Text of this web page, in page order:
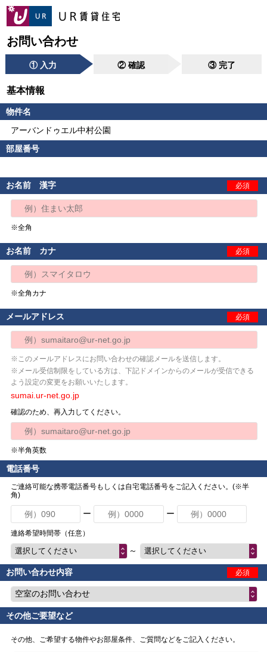
お問い合わせ
① 入力 ② 確認 ③ 完了
基本情報
物件名
アーバンドゥエル中村公園
部屋番号
お名前 漢字 必須
※全角
お名前 カナ 必須
※全角カナ
メールアドレス 必須
※このメールアドレスにお問い合わせの確認メールを送信します。
※メール受信制限をしている方は、下記ドメインからのメールが受信できる
よう設定の変更をお願いいたします。
sumai.ur-net.go.jp
確認のため、再入力してください。
※半角英数
電話番号
ご連絡可能な携帯電話番号もしくは自宅電話番号をご記入ください。(※半
角)
ー ー
連絡希望時間帯（任意）
選択してください ～ 選択してください
お問い合わせ内容 必須
空室のお問い合わせ
その他ご要望など
その他、ご希望する物件やお部屋条件、ご質問などをご記入ください。